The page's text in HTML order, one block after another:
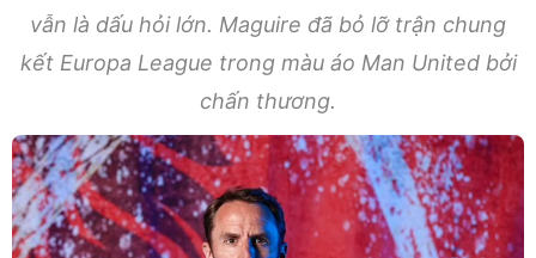
vẫn là dấu hỏi lớn. Maguire đã bỏ lỡ trận chung
kết Europa League trong màu áo Man United bởi
chấn thương.